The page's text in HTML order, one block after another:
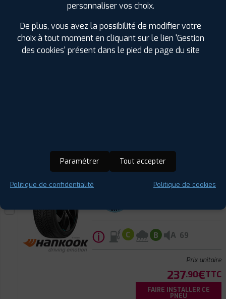
ⓘ C B A 69
Hiver
ⓘ C B A 69
Prix unitaire
237.90€TTC
FAIRE INSTALLER CE
PNEU
personnaliser vos choix.
De plus, vous avez la possibilité de modifier votre
choix à tout moment en cliquant sur le lien 'Gestion
des cookies' présent dans le pied de page du site
Paramétrer Tout accepter
Politique de confidentialité Politique de cookies